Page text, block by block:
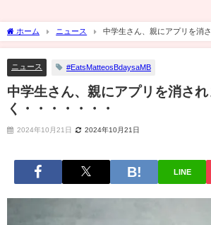
ホーム ニュース
中学生さん、親にアプリを消
く・・・・・・・
ニュース #EatsMatteosBdaysaMB
中学生さん、親にアプリを消さ
く・・・・・・・
2024年10月21日 2024年10月21日
LINE